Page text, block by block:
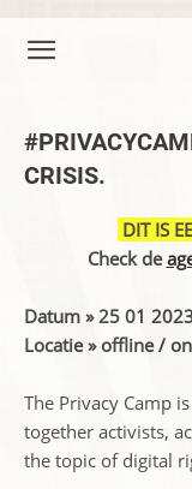
CRISIS.
DIT IS
Check de
Datum » 25 01
Locatie » offline /
The Privacy Camp
together activists,
the topic of digital